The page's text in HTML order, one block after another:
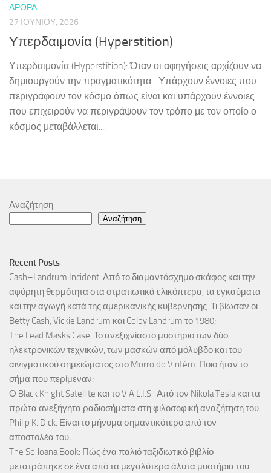
ΆΡΘΡΑ
27 ΙΟΥΝΊΟΥ, 2026
Υπερδαιμονία (Hyperstition)
Υπερδαιμονία (Hyperstition): Όταν οι αφηγήσεις αρχίζουν να
δημιουργούν την πραγματικότητα Υπάρχουν έννοιες που
περιγράφουν τον κόσμο όπως είναι και υπάρχουν έννοιες
που επιχειρούν να περιγράψουν τον τρόπο με τον οποίο ο
κόσμος μεταβάλλεται....
Αναζήτηση
Αναζήτηση
Recent Posts
Cash–Landrum Incident: Από το διαμαντόσχημο σκάφος και την
αφόρητη θερμότητα στα στρατιωτικά ελικόπτερα, τα εγκαύματα
και την αγωγή κατά της αμερικανικής κυβέρνησης. Τι βίωσαν οι
Betty Cash, Vickie Landrum και Colby Landrum το 1980;
The Lead Masks Case: Το ανεξιχνίαστο μυστήριο των δύο
ηλεκτρονικών τεχνικών, των μασκών από μόλυβδο και του
αινιγματικού σημειώματος στο Morro do Vintém. Ποιο ήταν το
σήμα που περίμεναν;
Ο Black Knight Satellite και το V.A.L.I.S.: Από τον Nikola Tesla και τα
πρώτα ανεξήγητα ραδιοσήματα στη φιλοσοφική αναζήτηση του
Philip K. Dick. Είναι το μήνυμα σημαντικότερο από τον
αποστολέα του;
The So Joana Book: Πώς ένα παλιό ταξιδιωτικό βιβλίο
μετατράπηκε σε ένα από τα μεγαλύτερα άλυτα μυστήρια του